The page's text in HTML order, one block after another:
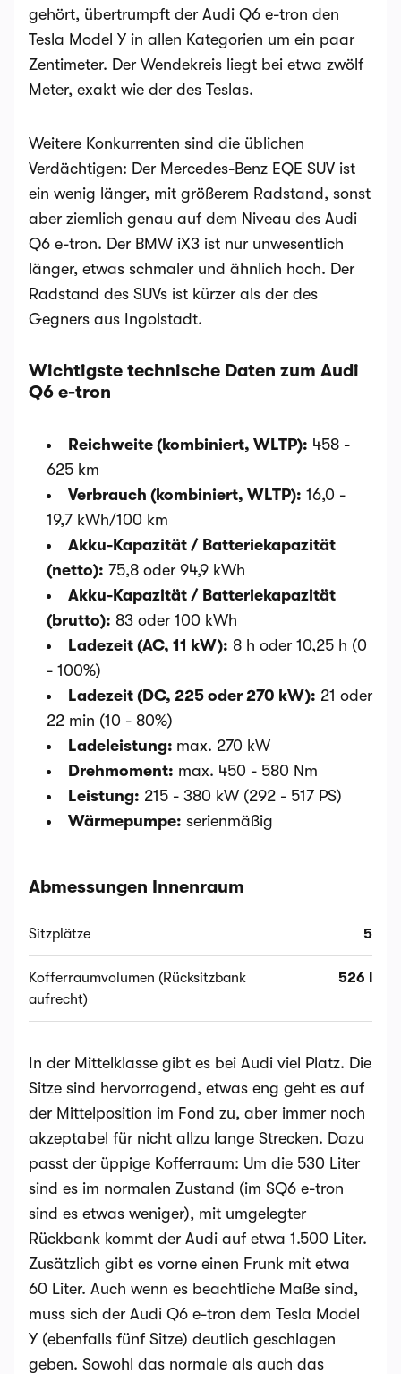
gehört, übertrumpft der Audi Q6 e-tron den
Tesla Model Y in allen Kategorien um ein paar
Zentimeter. Der Wendekreis liegt bei etwa zwölf
Meter, exakt wie der des Teslas.
Weitere Konkurrenten sind die üblichen
Verdächtigen: Der Mercedes-Benz EQE SUV ist
ein wenig länger, mit größerem Radstand, sonst
aber ziemlich genau auf dem Niveau des Audi
Q6 e-tron. Der BMW iX3 ist nur unwesentlich
länger, etwas schmaler und ähnlich hoch. Der
Radstand des SUVs ist kürzer als der des
Gegners aus Ingolstadt.
Wichtigste technische Daten zum Audi
Q6 e-tron
Reichweite (kombiniert, WLTP): 458 -
625 km
Verbrauch (kombiniert, WLTP): 16,0 -
19,7 kWh/100 km
Akku-Kapazität / Batteriekapazität
(netto): 75,8 oder 94,9 kWh
Akku-Kapazität / Batteriekapazität
(brutto): 83 oder 100 kWh
Ladezeit (AC, 11 kW): 8 h oder 10,25 h (0
- 100%)
Ladezeit (DC, 225 oder 270 kW): 21 oder
22 min (10 - 80%)
Ladeleistung: max. 270 kW
Drehmoment: max. 450 - 580 Nm
Leistung: 215 - 380 kW (292 - 517 PS)
Wärmepumpe: serienmäßig
Abmessungen Innenraum
Sitzplätze 5
Kofferraumvolumen (Rücksitzbank
aufrecht)
526 l
In der Mittelklasse gibt es bei Audi viel Platz. Die
Sitze sind hervorragend, etwas eng geht es auf
der Mittelposition im Fond zu, aber immer noch
akzeptabel für nicht allzu lange Strecken. Dazu
passt der üppige Kofferraum: Um die 530 Liter
sind es im normalen Zustand (im SQ6 e-tron
sind es etwas weniger), mit umgelegter
Rückbank kommt der Audi auf etwa 1.500 Liter.
Zusätzlich gibt es vorne einen Frunk mit etwa
60 Liter. Auch wenn es beachtliche Maße sind,
muss sich der Audi Q6 e-tron dem Tesla Model
Y (ebenfalls fünf Sitze) deutlich geschlagen
geben. Sowohl das normale als auch das